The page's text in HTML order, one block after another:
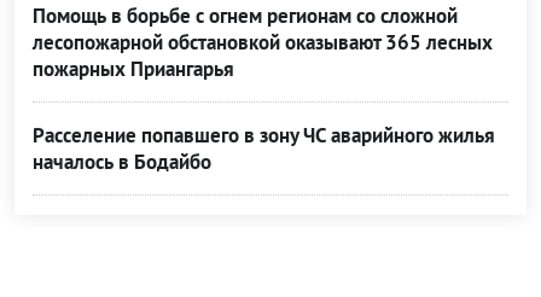
Помощь в борьбе с огнем регионам со сложной
лесопожарной обстановкой оказывают 365 лесных
пожарных Приангарья
Расселение попавшего в зону ЧС аварийного жилья
началось в Бодайбо